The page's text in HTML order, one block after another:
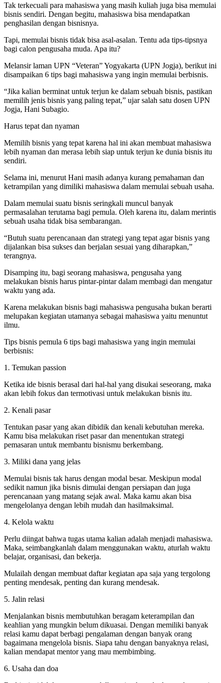
Tak terkecuali para mahasiswa yang masih kuliah juga bisa memulai
bisnis sendiri. Dengan begitu, mahasiswa bisa mendapatkan
penghasilan dengan bisnisnya.
Tapi, memulai bisnis tidak bisa asal-asalan. Tentu ada tips-tipsnya
bagi calon pengusaha muda. Apa itu?
Melansir laman UPN “Veteran” Yogyakarta (UPN Jogja), berikut ini
disampaikan 6 tips bagi mahasiswa yang ingin memulai berbisnis.
“Jika kalian berminat untuk terjun ke dalam sebuah bisnis, pastikan
memilih jenis bisnis yang paling tepat,” ujar salah satu dosen UPN
Jogja, Hani Subagio.
Harus tepat dan nyaman
Memilih bisnis yang tepat karena hal ini akan membuat mahasiswa
lebih nyaman dan merasa lebih siap untuk terjun ke dunia bisnis itu
sendiri.
Selama ini, menurut Hani masih adanya kurang pemahaman dan
ketrampilan yang dimiliki mahasiswa dalam memulai sebuah usaha.
Dalam memulai suatu bisnis seringkali muncul banyak
permasalahan terutama bagi pemula. Oleh karena itu, dalam merintis
sebuah usaha tidak bisa sembarangan.
“Butuh suatu perencanaan dan strategi yang tepat agar bisnis yang
dijalankan bisa sukses dan berjalan sesuai yang diharapkan,”
terangnya.
Disamping itu, bagi seorang mahasiswa, pengusaha yang
melakukan bisnis harus pintar-pintar dalam membagi dan mengatur
waktu yang ada.
Karena melakukan bisnis bagi mahasiswa pengusaha bukan berarti
melupakan kegiatan utamanya sebagai mahasiswa yaitu menuntut
ilmu.
Tips bisnis pemula 6 tips bagi mahasiswa yang ingin memulai
berbisnis:
1. Temukan passion
Ketika ide bisnis berasal dari hal-hal yang disukai seseorang, maka
akan lebih fokus dan termotivasi untuk melakukan bisnis itu.
2. Kenali pasar
Tentukan pasar yang akan dibidik dan kenali kebutuhan mereka.
Kamu bisa melakukan riset pasar dan menentukan strategi
pemasaran untuk membantu bisnismu berkembang.
3. Miliki dana yang jelas
Memulai bisnis tak harus dengan modal besar. Meskipun modal
sedikit namun jika bisnis dimulai dengan persiapan dan juga
perencanaan yang matang sejak awal. Maka kamu akan bisa
mengelolanya dengan lebih mudah dan hasilmaksimal.
4. Kelola waktu
Perlu diingat bahwa tugas utama kalian adalah menjadi mahasiswa.
Maka, seimbangkanlah dalam menggunakan waktu, aturlah waktu
belajar, organisasi, dan bekerja.
Mulailah dengan membuat daftar kegiatan apa saja yang tergolong
penting mendesak, penting dan kurang mendesak.
5. Jalin relasi
Menjalankan bisnis membutuhkan beragam keterampilan dan
keahlian yang mungkin belum dikuasai. Dengan memiliki banyak
relasi kamu dapat berbagi pengalaman dengan banyak orang
bagaimana mengelola bisnis. Siapa tahu dengan banyaknya relasi,
kalian mendapat mentor yang mau membimbing.
6. Usaha dan doa